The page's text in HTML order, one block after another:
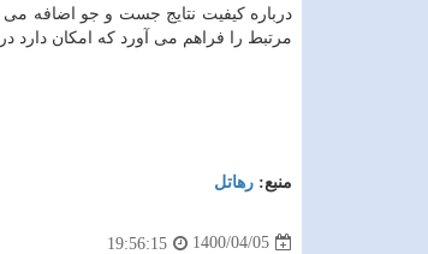
درباره کیفیت نتایج جست و جو اضافه
مرتبط را فراهم می آورد که امکان دارد در
منبع: رهاتل
1400/04/05
19:56:15